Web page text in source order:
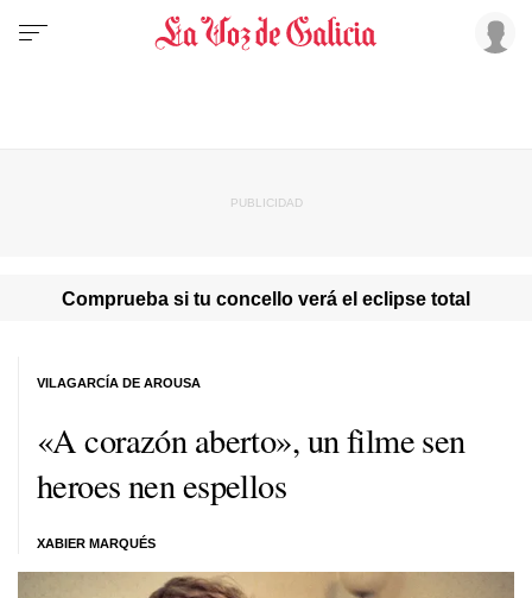
Comprueba si tu concello verá el eclipse total
«A corazón aberto», un filme sen
heroes nen espellos
XABIER MARQUÉS
VILAGARCÍA DE AROUSA